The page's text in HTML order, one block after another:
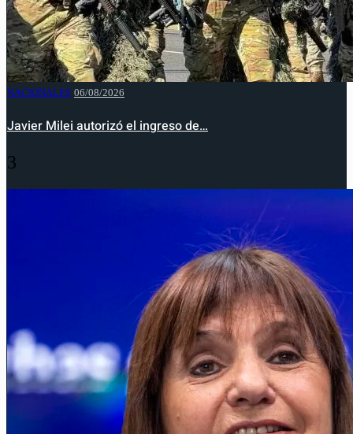
NACIONALES 06/08/2026
Javier Milei autorizó el ingreso de…
3